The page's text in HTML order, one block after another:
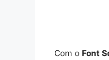
Com o Font